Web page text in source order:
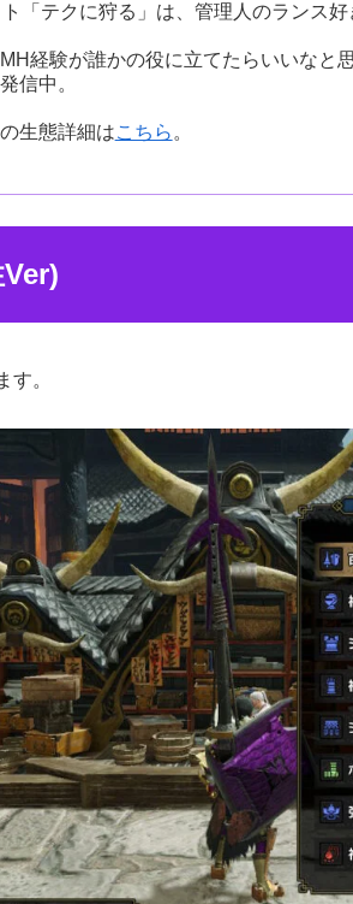
MH経験が誰かの役に立てたらいいなと
生態詳細は こちら。
す。